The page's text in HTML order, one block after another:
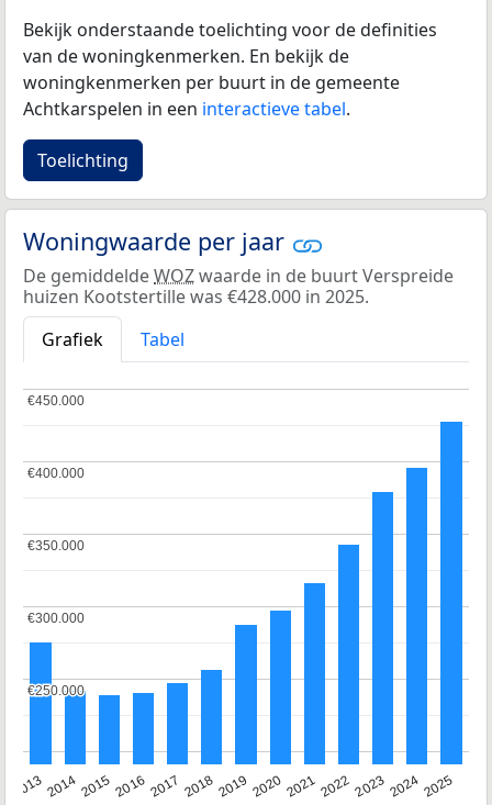
Bekijk onderstaande toelichting voor de definities
van de woningkenmerken. En bekijk de
woningkenmerken per buurt in de gemeente
Achtkarspelen in een interactieve tabel.
Toelichting
Woningwaarde per jaar
De gemiddeldeWOZwaarde in de buurt Verspreide
huizen Kootstertille was €428.000 in 2025.
Grafiek
Tabel
20132014201520162017 20182019 202020212022202320242025
€250.000
€250.000
€300.000
€300.000
€350.000
€350.000
€400.000
€400.000
€450.000
€450.000